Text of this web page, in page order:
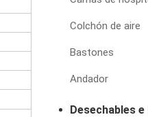
Colchón de aire
Bastones
Andador
Desechables